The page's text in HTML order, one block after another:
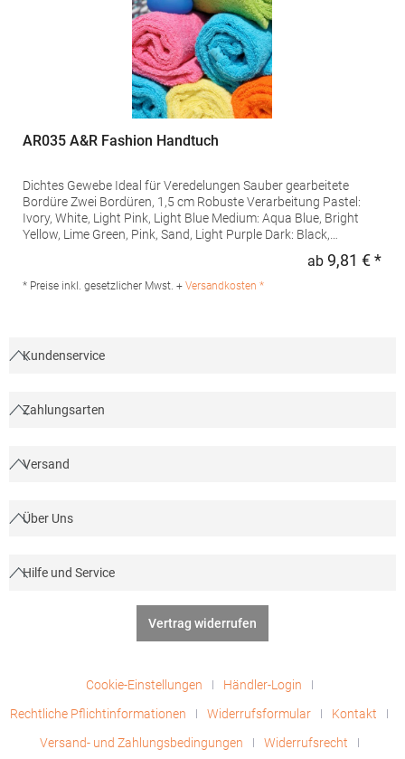
AR035 A&R Fashion Handtuch
Dichtes Gewebe Ideal für Veredelungen Sauber gearbeitete
Bordüre Zwei Bordüren, 1,5 cm Robuste Verarbeitung Pastel:
Ivory, White, Light Pink, Light Blue Medium: Aqua Blue, Bright
Yellow, Lime Green, Pink, Sand, Light Purple Dark: Black,
Orange, Anthracite Grey, Fire Red, Dark Green, True Blue, Purple
Pastel und Medium Farben bis 60° C, Dark Farben bis 40° C
Berkel und Rodenrijs Niederlande E-Mail: info@artg.nl
ab 9,81 € *
* Preise inkl. gesetzlicher Mwst. + Versandkosten *
Kundenservice
Zahlungsarten
Versand
Über Uns
Hilfe und Service
Vertrag widerrufen
Cookie-Einstellungen
Händler-Login
Rechtliche Pflichtinformationen
Widerrufsformular
Kontakt
Versand- und Zahlungsbedingungen
Widerrufsrecht